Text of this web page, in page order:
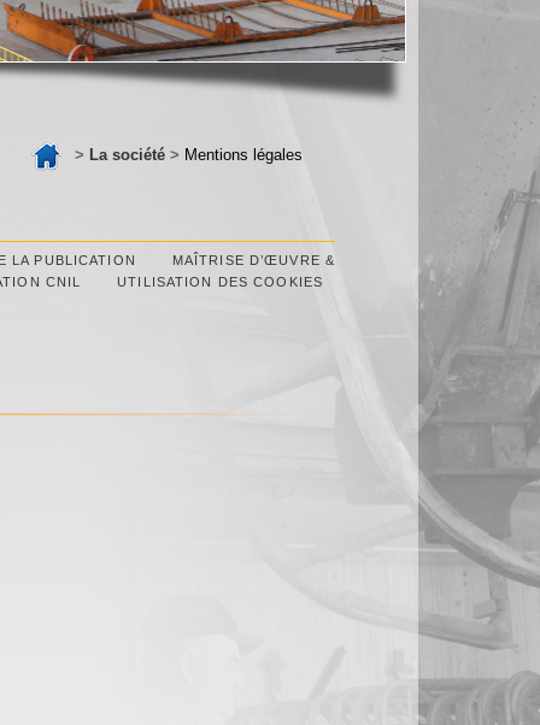
> La société > Mentions légales
LA PUBLICATION
MAÎTRISE D’ŒUVRE &
CNIL
UTILISATION DES COOKIES